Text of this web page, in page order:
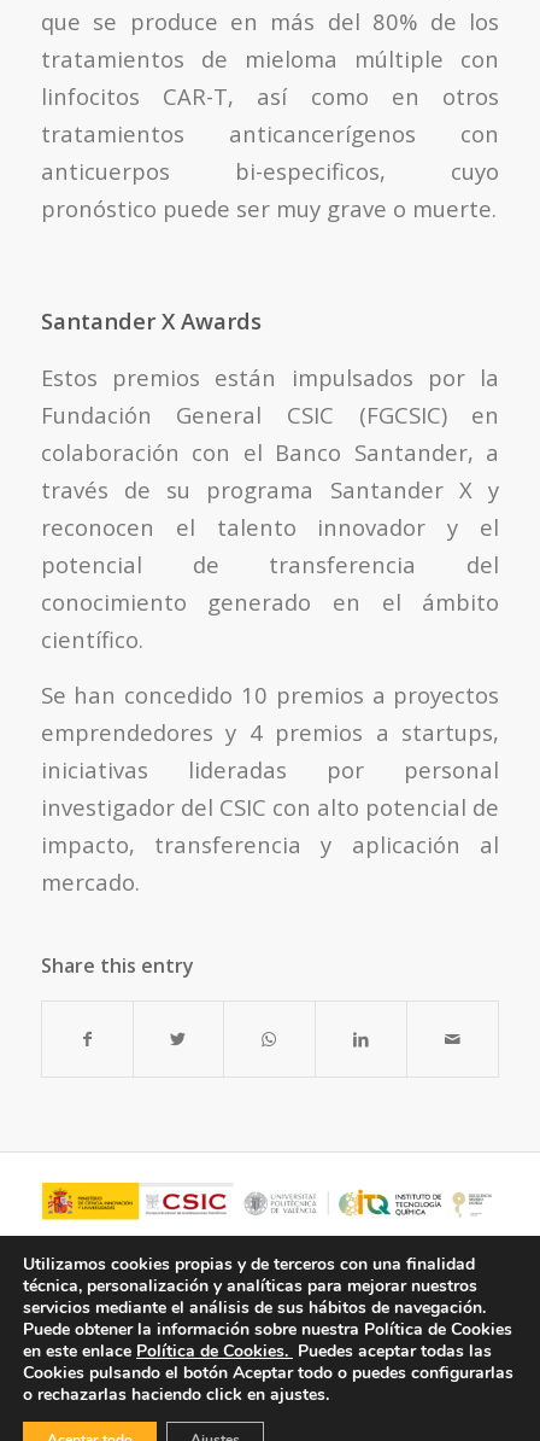
que se produce en más del 80% de los
tratamientos de mieloma múltiple con
linfocitos CAR-T, así como en otros
tratamientos anticancerígenos con
anticuerpos bi-especificos, cuyo
pronóstico puede ser muy grave o muerte.
Santander X Awards
Estos premios están impulsados por la
Fundación General CSIC (FGCSIC) en
colaboración con el Banco Santander, a
través de su programa Santander X y
reconocen el talento innovador y el
potencial de transferencia del
conocimiento generado en el ámbito
científico.
Se han concedido 10 premios a proyectos
emprendedores y 4 premios a startups,
iniciativas lideradas por personal
investigador del CSIC con alto potencial de
impacto, transferencia y aplicación al
mercado.
Share this entry
© Copyright - ITQ - Política de Privacidad
Utilizamos cookies propias y de terceros con una finalidad
técnica, personalización y analíticas para mejorar nuestros
servicios mediante el análisis de sus hábitos de navegación.
Puede obtener la información sobre nuestra Política de Cookies
en este enlace Política de Cookies. Puedes aceptar todas las
Cookies pulsando el botón Aceptar todo o puedes configurarlas
o rechazarlas haciendo click en ajustes.